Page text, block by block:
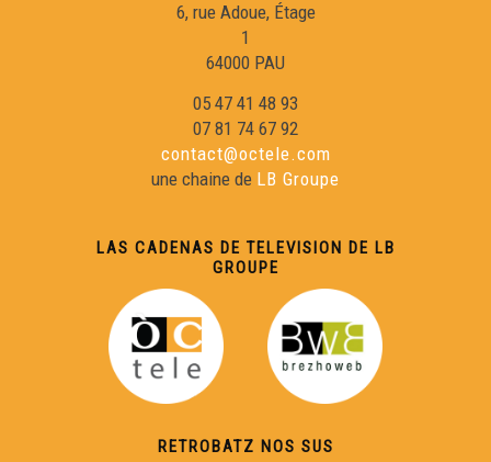
6, rue Adoue, Étage
1
64000 PAU
05 47 41 48 93
07 81 74 67 92
contact@octele.com
une chaine de LB Groupe
LAS CADENAS DE TELEVISION DE LB
GROUPE
RETROBATZ NOS SUS